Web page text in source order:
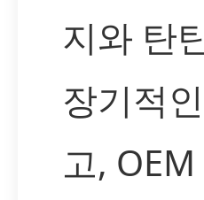
지와 탄
장기적
고,